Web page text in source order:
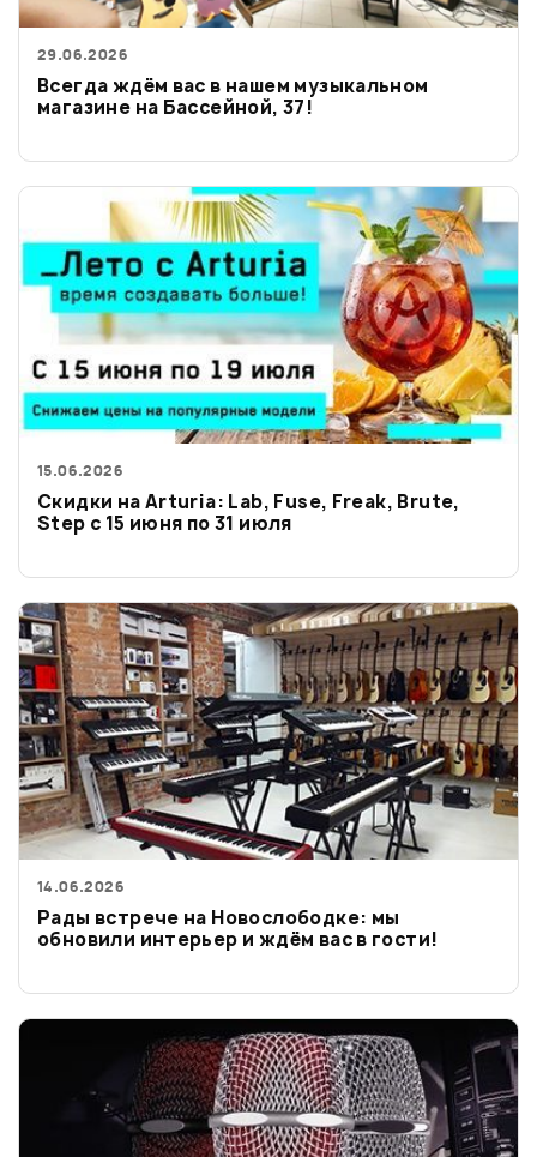
29.06.2026
Всегда ждём вас в нашем музыкальном
магазине на Бассейной, 37!
15.06.2026
Скидки на Arturia: Lab, Fuse, Freak, Brute,
Step с 15 июня по 31 июля
14.06.2026
Рады встрече на Новослободке: мы
обновили интерьер и ждём вас в гости!